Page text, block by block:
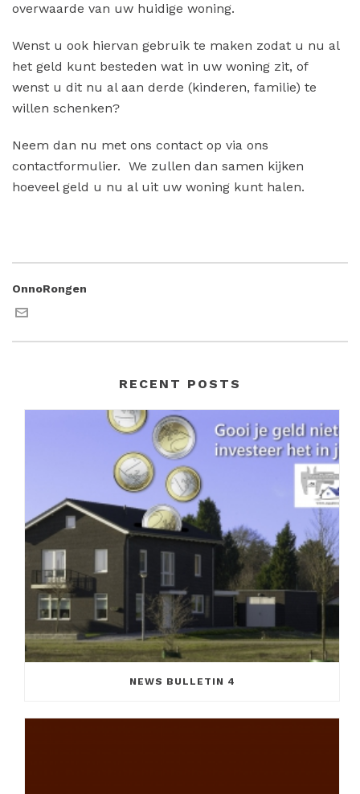
overwaarde van uw huidige woning.
Wenst u ook hiervan gebruik te maken zodat u nu al
het geld kunt besteden wat in uw woning zit, of
wenst u dit nu al aan derde (kinderen, familie) te
willen schenken?
Neem dan nu met ons contact op via ons
contactformulier. We zullen dan samen kijken
hoeveel geld u nu al uit uw woning kunt halen.
OnnoRongen
RECENT POSTS
NEWS BULLETIN 4